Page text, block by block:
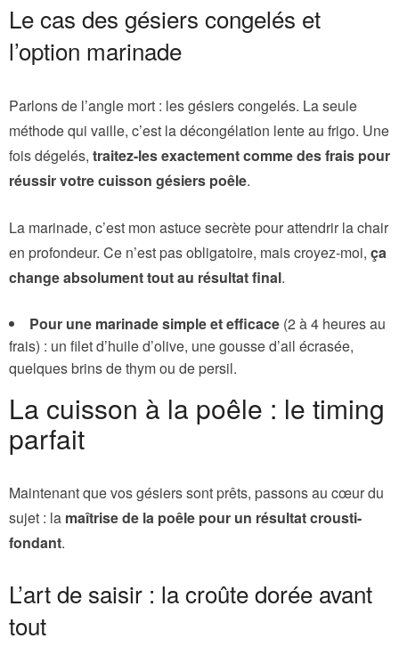
Le cas des gésiers congelés et
l’option marinade
Parlons de l’angle mort : les gésiers congelés. La seule
méthode qui vaille, c’est la décongélation lente au frigo. Une
fois dégelés, traitez-les exactement comme des frais pour
réussir votre cuisson gésiers poêle.
La marinade, c’est mon astuce secrète pour attendrir la chair
en profondeur. Ce n’est pas obligatoire, mais croyez-moi, ça
change absolument tout au résultat final.
Pour une marinade simple et efficace (2 à 4 heures au
frais) : un filet d’huile d’olive, une gousse d’ail écrasée,
quelques brins de thym ou de persil.
La cuisson à la poêle : le timing
parfait
Maintenant que vos gésiers sont prêts, passons au cœur du
sujet : la maîtrise de la poêle pour un résultat crousti-
fondant.
L’art de saisir : la croûte dorée avant
tout